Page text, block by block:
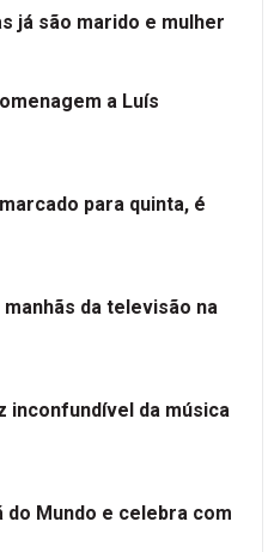
já são marido e mulher
a Luís
para quinta, é
da televisão na
inconfundível da música
do Mundo e celebra com